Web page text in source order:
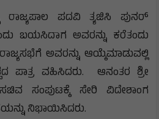
ರಾಜ್ಯಪಾಲ ಪದವಿ ತ್ಯಜಿಸಿ ಪುನರ್
ಬಯಸಿದಾಗ ಅವರನ್ನು ಕರೆತಂದು
ಅವರನ್ನು ಆಯ್ಕೆಮಾಡುವಲ್ಲಿ
ಪಾತ್ರ ವಹಿಸಿದರು. ಆನಂತರ ಶ್ರೀ
ಸಂಪುಟಕ್ಕೆ ಸೇರಿ ವಿದೇಶಾಂಗ
ನಿಭಾಯಿಸಿದರು.